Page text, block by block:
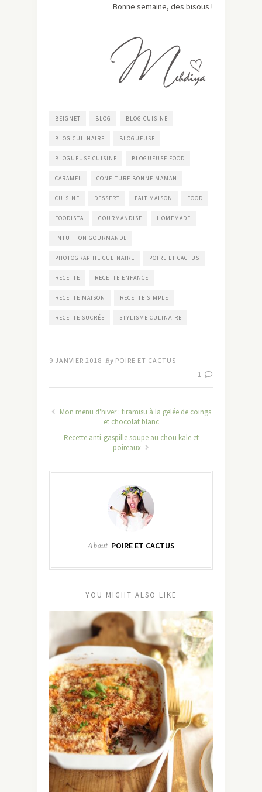
Bonne semaine, des bisous !
BEIGNET BLOG BLOG CUISINE
BLOG CULINAIRE BLOGUEUSE
BLOGUEUSE CUISINE BLOGUEUSE FOOD
CARAMEL CONFITURE BONNE MAMAN
CUISINE DESSERT FAIT MAISON FOOD
FOODISTA GOURMANDISE HOMEMADE
INTUITION GOURMANDE
PHOTOGRAPHIE CULINAIRE POIRE ET CACTUS
RECETTE RECETTE ENFANCE
RECETTE MAISON RECETTE SIMPLE
RECETTE SUCRÉE STYLISME CULINAIRE
9 JANVIER 2018 By POIRE ET CACTUS
1
Mon menu d'hiver : tiramisu à la gelée de coings
et chocolat blanc
Recette anti-gaspille soupe au chou kale et
poireaux
About POIRE ET CACTUS
YOU MIGHT ALSO LIKE